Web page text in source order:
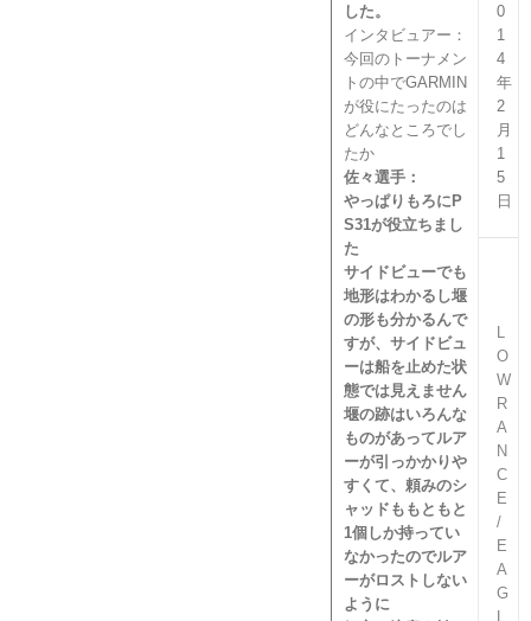
した。
インタビュアー：
今回のトーナメン
トの中でGARMIN
が役にたったのは
どんなところでし
たか
佐々選手：
やっぱりもろにP
S31が役立ちまし
た
サイドビューでも
地形はわかるし堰
の形も分かるんで
すが、サイドビュ
ーは船を止めた状
態では見えません
堰の跡はいろんな
ものがあってルア
ーが引っかかりや
すくて、頼みのシ
ャッドももともと
1個しか持ってい
なかったのでルア
ーがロストしない
ように
0
1
4
年
2
月
1
5
日
L
O
W
R
A
N
C
E
/
E
A
G
L